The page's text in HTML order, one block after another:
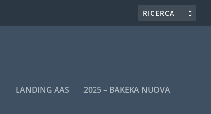
LANDING AAS 2025 – BAKEKA NUOVA